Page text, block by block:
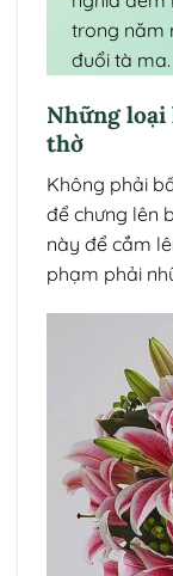
trong năm
đuổi tà ma.
Những loại
thờ
Không phải
để chưng lên
này để cắm
phạm phải